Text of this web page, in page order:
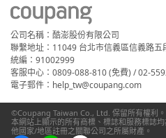
公司名稱：酷澎股份有限公司
聯繫地址：11049 台北市信義區信義路五
統編：91002999
客服中心：0809-088-810 (免費) / 02-
電子郵件：help_tw@coupang.com
©Coupang Taiwan Co., Ltd. 保留所有權利。
本網站上顯示的所有商標、標誌和服務標誌
他國家/地區註冊之關聯公司之所屬財產。